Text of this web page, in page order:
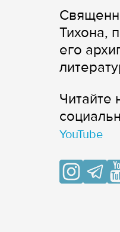
Тихона,
его
Читайте
YouTube